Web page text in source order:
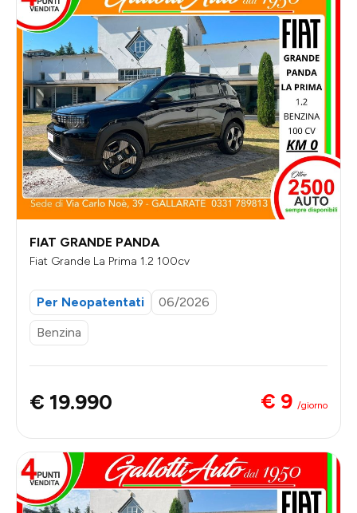
FIAT GRANDE PANDA
Fiat Grande La Prima 1.2 100cv
Per Neopatentati
06/2026
Benzina
€ 19.990 € 9 /giorno